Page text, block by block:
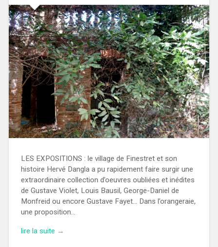
LES EXPOSITIONS : le village de Finestret et son
histoire Hervé Dangla a pu rapidement faire surgir une
extraordinaire collection d’oeuvres oubliées et inédites
de Gustave Violet, Louis Bausil, George-Daniel de
Monfreid ou encore Gustave Fayet… Dans l’orangeraie,
une proposition…
lire la suite →